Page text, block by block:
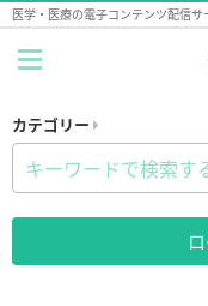
医学・医療の電子コンテンツ配信サ
カテゴリー